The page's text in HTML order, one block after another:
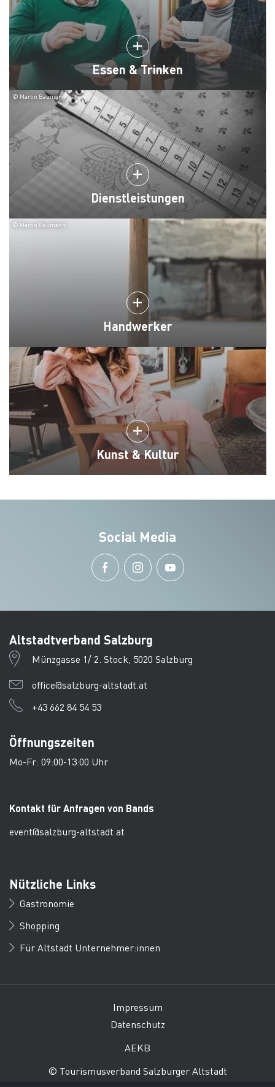
Essen & Trinken
© Martin Baumann
Dienstleistungen
© Martin Baumann
Handwerker
Kunst & Kultur
Social Media
Altstadtverband Salzburg
Münzgasse 1/ 2. Stock, 5020 Salzburg
office@salzburg-altstadt.at
+43 662 84 54 53
Öffnungszeiten
Mo-Fr: 09:00-13:00 Uhr
Kontakt für Anfragen von Bands
event@salzburg-altstadt.at
Nützliche Links
Gastronomie
Shopping
Für Altstadt Unternehmer:innen
Impressum
Datenschutz
AEKB
© Tourismusverband Salzburger Altstadt